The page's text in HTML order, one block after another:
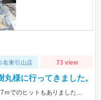
名東引山店 73 view
様に行ってきました。
メインの棚は15～20ｍぐらい。一番浅いと7ｍでのヒットもありました。色々なカラーで釣れましたが、ケイムラ系が強かったです。サイズは小型中心の為、アタリが小さいので違和感→即フッキングですよ♪